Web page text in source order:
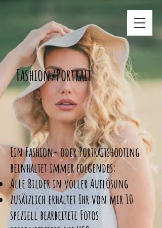
Fashion/Portrait
Ein Fashion- oder Portraitshooting
beinhaltet immer folgendes:
Alle Bilder in voller Auflösung
zusätzlich erhaltet Ihr von mir 10
speziell bearbeitete Fotos